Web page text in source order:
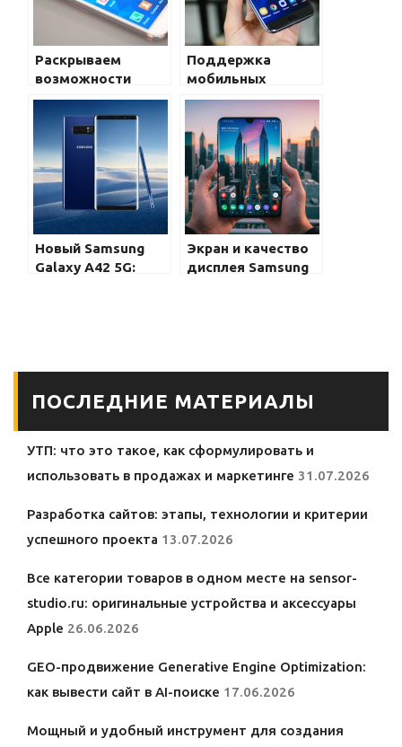
Раскрываем
возможности
сетей и связи на
Samsung Galaxy
Поддержка
мобильных
платежей и NFC в
Samsung Galaxy
Новый Samsung
Galaxy A42 5G:
Экран и качество
дисплея Samsung
ПОСЛЕДНИЕ МАТЕРИАЛЫ
УТП: что это такое, как сформулировать и
использовать в продажах и маркетинге 31.07.2026
Разработка сайтов: этапы, технологии и критерии
успешного проекта 13.07.2026
Все категории товаров в одном месте на sensor-
studio.ru: оригинальные устройства и аксессуары
Apple 26.06.2026
GEO-продвижение Generative Engine Optimization:
как вывести сайт в AI-поиске 17.06.2026
Мощный и удобный инструмент для создания